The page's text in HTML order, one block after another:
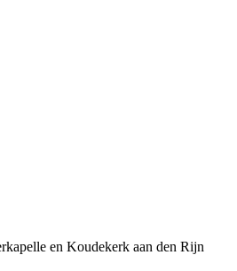
en Koudekerk aan den Rijn